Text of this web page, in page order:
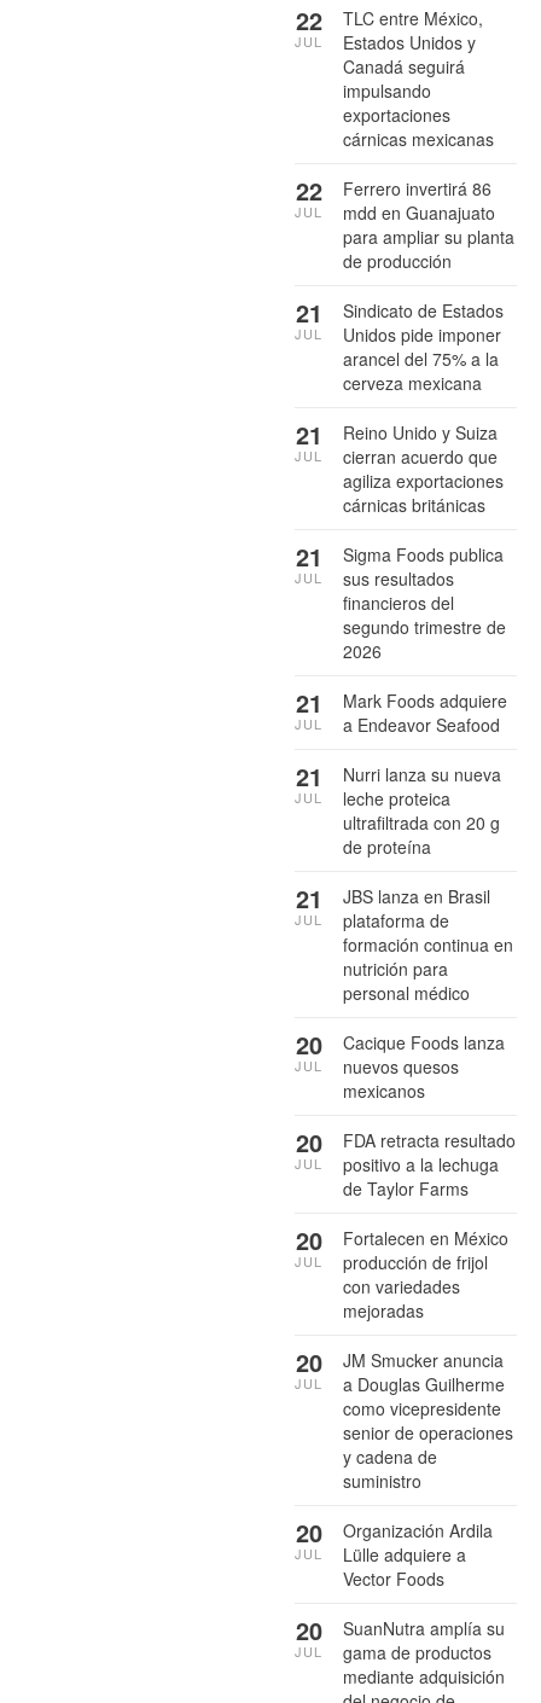
TLC entre México,
Estados Unidos y
Canadá seguirá
impulsando
exportaciones
cárnicas mexicanas
22
JUL
Ferrero invertirá 86
mdd en Guanajuato
para ampliar su planta
de producción
22
JUL
Sindicato de Estados
Unidos pide imponer
arancel del 75% a la
cerveza mexicana
21
JUL
Reino Unido y Suiza
cierran acuerdo que
agiliza exportaciones
cárnicas británicas
21
JUL
Sigma Foods publica
sus resultados
financieros del
segundo trimestre de
2026
21
JUL
Mark Foods adquiere
a Endeavor Seafood
21
JUL
Nurri lanza su nueva
leche proteica
ultrafiltrada con 20 g
de proteína
21
JUL
JBS lanza en Brasil
plataforma de
formación continua en
nutrición para
personal médico
21
JUL
Cacique Foods lanza
nuevos quesos
mexicanos
20
JUL
FDA retracta resultado
positivo a la lechuga
de Taylor Farms
20
JUL
Fortalecen en México
producción de frijol
con variedades
mejoradas
20
JUL
JM Smucker anuncia
a Douglas Guilherme
como vicepresidente
senior de operaciones
y cadena de
suministro
20
JUL
Organización Ardila
Lülle adquiere a
Vector Foods
20
JUL
SuanNutra amplía su
gama de productos
mediante adquisición
20
JUL